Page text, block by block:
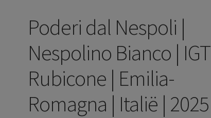
Poderi dal Nespoli |
Nespolino Bianco | IGT
Rubicone | Emilia-
Romagna | Italië | 2025